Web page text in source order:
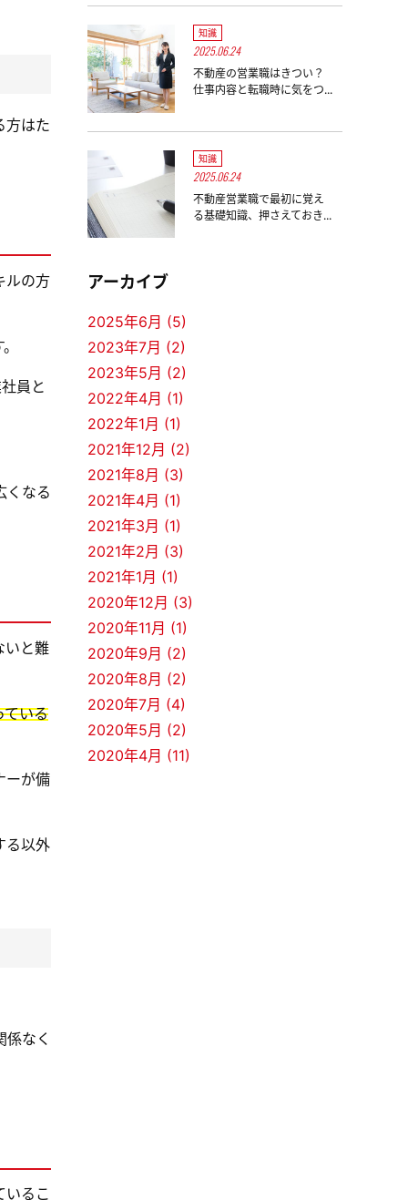
方はた
ルの方
員と
くなる
いと難
ている
ーが備
る以外
なく
いるこ
知識
2025.06.24
不動産の営業職はきつい？
仕事内容と転職時に気をつ...
知識
2025.06.24
不動産営業職で最初に覚え
る基礎知識、押さえておき...
アーカイブ
2025年6月 (5)
2023年7月 (2)
2023年5月 (2)
2022年4月 (1)
2022年1月 (1)
2021年12月 (2)
2021年8月 (3)
2021年4月 (1)
2021年3月 (1)
2021年2月 (3)
2021年1月 (1)
2020年12月 (3)
2020年11月 (1)
2020年9月 (2)
2020年8月 (2)
2020年7月 (4)
2020年5月 (2)
2020年4月 (11)